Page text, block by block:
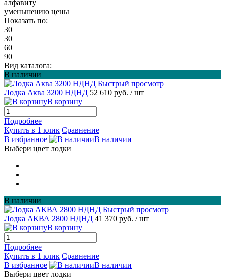
алфавиту
уменьшению цены
Показать по:
30
30
60
90
Вид каталога:
В наличии
Быстрый просмотр
Лодка Аква 3200 НДНД 52 610 руб. / шт
В корзину
Подробнее
Купить в 1 клик Сравнение
В избранное
В наличии
Выбери цвет лодки
В наличии
Быстрый просмотр
Лодка АКВА 2800 НДНД 41 370 руб. / шт
В корзину
Подробнее
Купить в 1 клик Сравнение
В избранное
В наличии
Выбери цвет лодки